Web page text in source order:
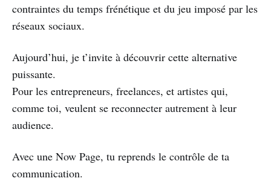
contraintes du temps frénétique et du jeu imposé par les
réseaux sociaux.
Aujourd’hui, je t’invite à découvrir cette alternative
puissante.
Pour les entrepreneurs, freelances, et artistes qui,
comme toi, veulent se reconnecter autrement à leur
audience.
Avec une Now Page, tu reprends le contrôle de ta
communication.